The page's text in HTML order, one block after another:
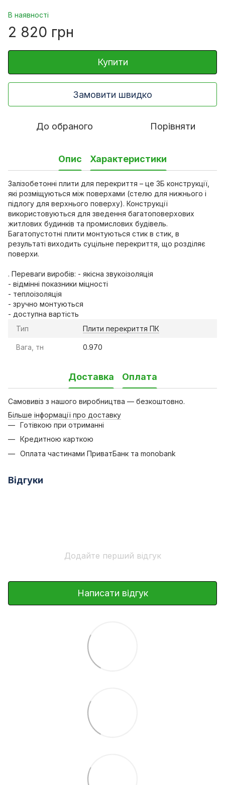
В наявності
2 820 грн
Купити
Замовити швидко
До обраного Порівняти
Опис Характеристики
Залізобетонні плити для перекриття – це ЗБ конструкції,
які розміщуються між поверхами (стелю для нижнього і
підлогу для верхнього поверху). Конструкції
використовуються для зведення багатоповерхових
житлових будинків та промислових будівель.
Багатопустотні плити монтуються стик в стик, в
результаті виходить суцільне перекриття, що розділяє
поверхи.
. Переваги виробів: - якісна звукоізоляція
- відмінні показники міцності
- теплоізоляція
- зручно монтуються
- доступна вартість
Тип
Плити перекриття ПК
Вага, тн 0.970
Доставка Оплата
Самовивіз з нашого виробництва — безкоштовно.
Більше інформації про доставку
Готівкою при отриманні
Кредитною карткою
Оплата частинами ПриватБанк та monobank
Відгуки
Додайте перший відгук
Написати відгук